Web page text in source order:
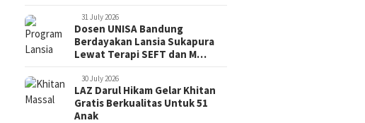
31 July 2026
Dosen UNISA Bandung
Berdayakan Lansia Sukapura
Lewat Terapi SEFT dan M…
30 July 2026
LAZ Darul Hikam Gelar Khitan
Gratis Berkualitas Untuk 51
Anak